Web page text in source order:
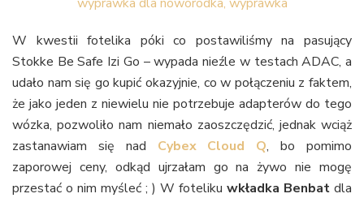
W kwestii fotelika póki co postawiliśmy na pasujący
Stokke Be Safe Izi Go – wypada nieźle w testach ADAC, a
udało nam się go kupić okazyjnie, co w połączeniu z faktem,
że jako jeden z niewielu nie potrzebuje adapterów do tego
wózka, pozwoliło nam niemało zaoszczędzić, jednak wciąż
zastanawiam się nad Cybex Cloud Q, bo pomimo
zaporowej ceny, odkąd ujrzałam go na żywo nie mogę
przestać o nim myśleć ; ) W foteliku wkładka Benbat dla